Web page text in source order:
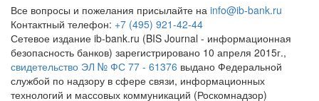
Все вопросы и пожелания присылайте на info@ib-bank.ru
Контактный телефон: +7 (495) 921-42-44
Сетевое издание ib-bank.ru (BIS Journal - информационная
безопасность банков) зарегистрировано 10 апреля 2015г.,
свидетельство ЭЛ № ФС 77 - 61376 выдано Федеральной
службой по надзору в сфере связи, информационных
технологий и массовых коммуникаций (Роскомнадзор)